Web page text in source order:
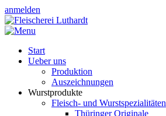
anmelden
Start
Ueber uns
Produktion
Auszeichnungen
Wurstprodukte
Fleisch- und Wurstspezialitäten
Thüringer Originale